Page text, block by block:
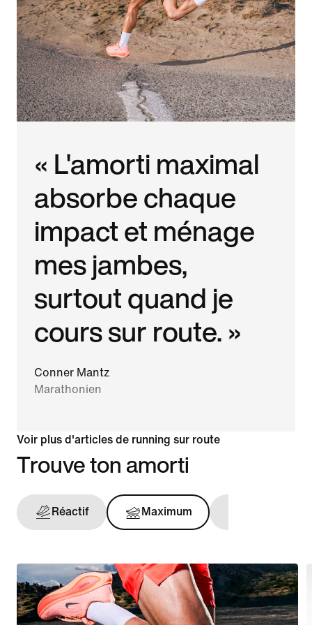
« L'amorti maximal
absorbe chaque
impact et ménage
mes jambes,
surtout quand je
cours sur route. »
Conner Mantz
Marathonien
Voir plus d'articles de running sur route
Trouve ton amorti
Réactif Maximum